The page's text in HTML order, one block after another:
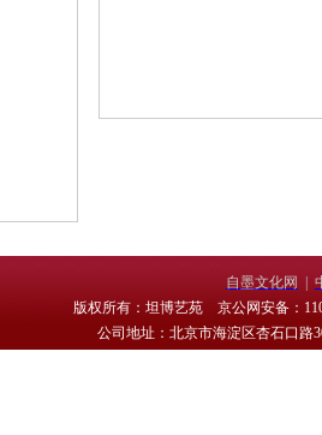
自墨文化网
版权所有：坦博艺苑 京公网安备：
公司地址：北京市海淀区杏石口路